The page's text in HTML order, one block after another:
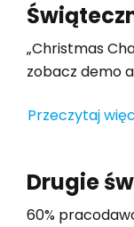
„Christmas
zobacz demo
Przeczytaj
Drugie
60%